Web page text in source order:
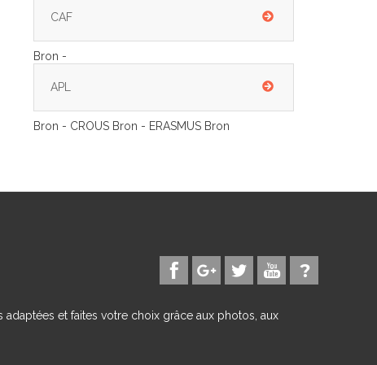
CAF
Bron -
APL
Bron - CROUS Bron - ERASMUS Bron
et faites votre choix grâce aux photos, aux